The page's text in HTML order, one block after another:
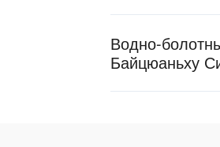
Водно-
Байцюаньху